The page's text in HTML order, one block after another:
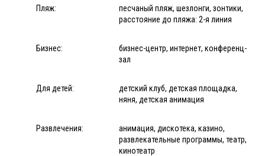
Пляж:
песчаный пляж, шезлонги, зонтики,
расстояние до пляжа: 2-я линия
Бизнес:
бизнес-центр, интернет, конференц-
зал
Для детей:
детский клуб, детская площадка,
няня, детская анимация
Развлечения:
анимация, дискотека, казино,
развлекательные программы, театр,
кинотеатр